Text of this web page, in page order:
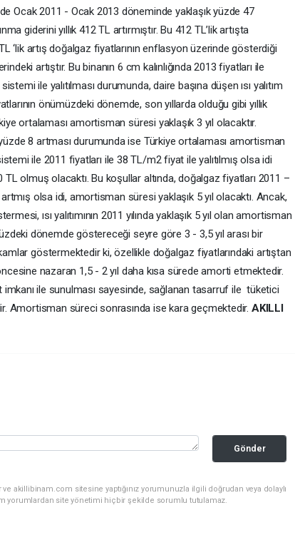
Ocak 2011 - Ocak 2013 döneminde yaklaşık yüzde 47
giderini yıllık 412 TL artırmıştır. Bu 412 TL’lik artışta
‘lik artış doğalgaz fiyatlarının enflasyon üzerinde gösterdiği
artıştır. Bu binanın 6 cm kalınlığında 2013 fiyatları ile
ile yalıtılması durumunda, daire başına düşen ısı yalıtım
önümüzdeki dönemde, son yıllarda olduğu gibi yıllık
ortalaması amortisman süresi yaklaşık 3 yıl olacaktır.
8 artması durumunda ise Türkiye ortalaması amortisman
sistemi ile 2011 fiyatları ile 38 TL/m2 fiyat ile yalıtılmış olsa idi
olmuş olacaktı. Bu koşullar altında, doğalgaz fiyatları 2011 –
olsa idi, amortisman süresi yaklaşık 5 yıl olacaktı. Ancak,
ısı yalıtımının 2011 yılında yaklaşık 5 yıl olan amortisman
dönemde göstereceği seyre göre 3 - 3,5 yıl arası bir
göstermektedir ki, özellikle doğalgaz fiyatlarındaki artıştan
öncesine nazaran 1,5 - 2 yıl daha kısa sürede amorti etmektedir.
imkanı ile sunulması sayesinde, sağlanan tasarruf ile tüketici
Amortisman süreci sonrasında ise kara geçmektedir. AKILLI
Gönder
akillibinam.com sitesine yaptığınız yorumunuzla ilgili doğrudan veya dolaylı
yorumlardan site yönetimi hiçbir şekilde sorumlu tutulamaz.